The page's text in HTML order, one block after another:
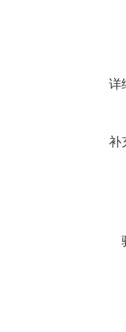
详
补